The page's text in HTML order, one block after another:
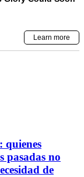
quienes
pasadas no
de